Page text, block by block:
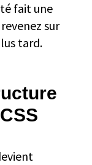
fait une
sur
tard.